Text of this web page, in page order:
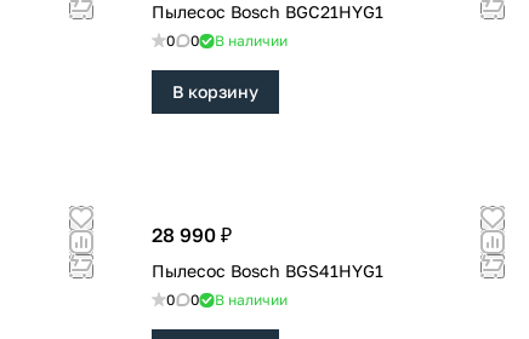
Пылесос Bosch BGC21HYG1
0 0 В наличии
В корзину
28 990 ₽
Пылесос Bosch BGS41HYG1
0 0 В наличии